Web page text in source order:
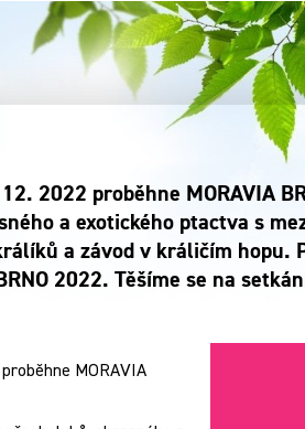
2022 proběhne MORAVIA
a exotického ptactva s
a závod v králičím hopu.
2022. Těšíme se na
MORAVIA